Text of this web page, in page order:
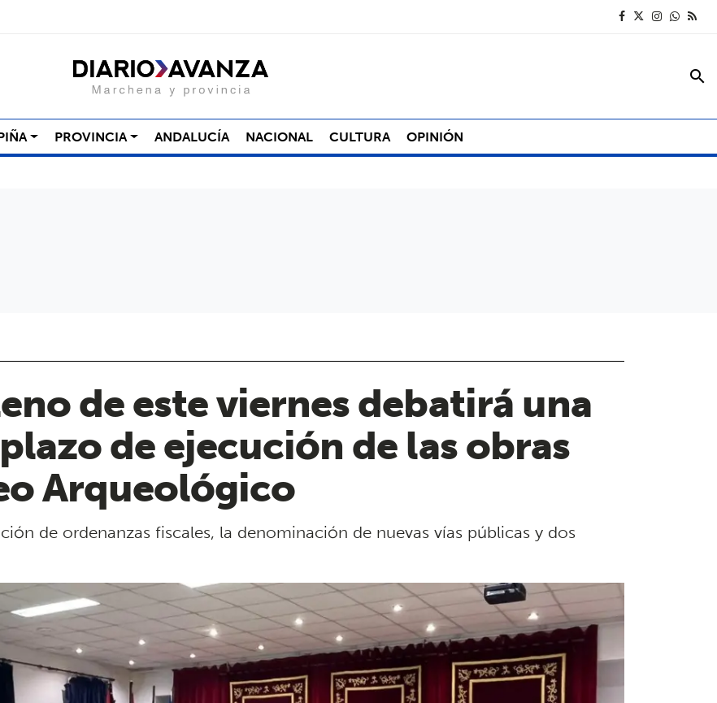
search
PROVINCIA ANDALUCÍA NACIONAL CULTURA OPINIÓN
de este viernes debatirá una
de ejecución de las obras
Arqueológico
de ordenanzas fiscales, la denominación de nuevas vías públicas y dos